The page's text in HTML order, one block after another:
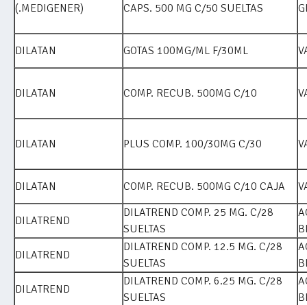
(.MEDIGENER)
CAPS. 500 MG C/50 SUELTAS
DILATAN GOTAS 100MG/ML F/30ML
DILATAN COMP. RECUB. 500MG C/10
DILATAN PLUS COMP. 100/30MG C/30
DILATAN COMP. RECUB. 500MG C/10 CAJA
DILATREND
DILATREND COMP. 25 MG. C/28
SUELTAS
DILATREND
DILATREND COMP. 12.5 MG. C/28
SUELTAS
DILATREND
DILATREND COMP. 6.25 MG. C/28
SUELTAS